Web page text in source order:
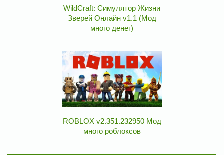
WildCraft: Симулятор Жизни
Зверей Онлайн v1.1 (Мод
много денег)
ROBLOX v2.351.232950 Мод
много роблоксов